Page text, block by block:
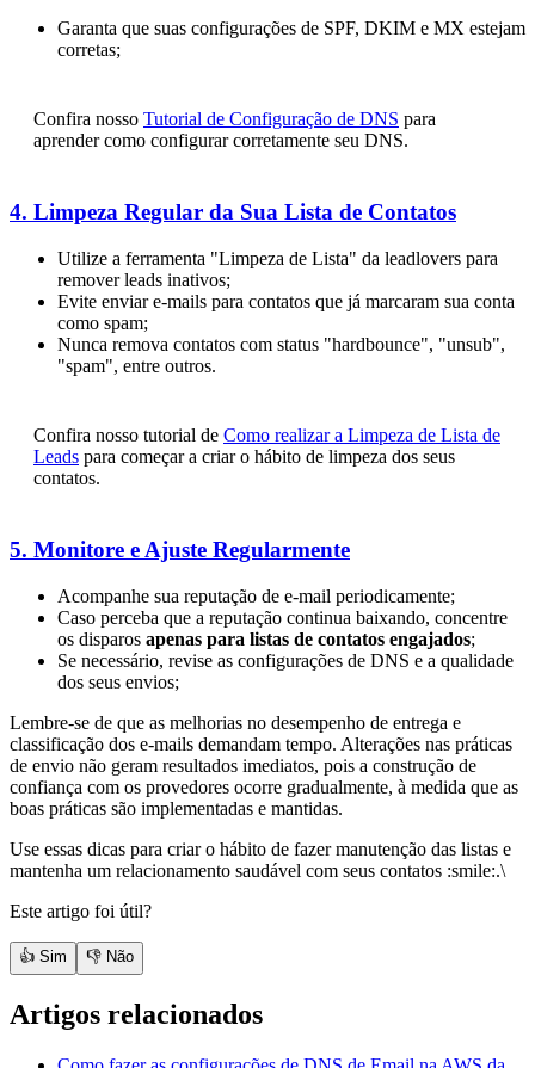
Garanta que suas configurações de SPF, DKIM e MX estejam
corretas;
Confira nosso Tutorial de Configuração de DNS para
aprender como configurar corretamente seu DNS.
4. Limpeza Regular da Sua Lista de Contatos
Utilize a ferramenta "Limpeza de Lista" da leadlovers para
remover leads inativos;
Evite enviar e-mails para contatos que já marcaram sua conta
como spam;
Nunca remova contatos com status "hardbounce", "unsub",
"spam", entre outros.
Confira nosso tutorial de Como realizar a Limpeza de Lista de
Leads para começar a criar o hábito de limpeza dos seus
contatos.
5. Monitore e Ajuste Regularmente
Acompanhe sua reputação de e-mail periodicamente;
Caso perceba que a reputação continua baixando, concentre
os disparos apenas para listas de contatos engajados;
Se necessário, revise as configurações de DNS e a qualidade
dos seus envios;
Lembre-se de que as melhorias no desempenho de entrega e
classificação dos e-mails demandam tempo. Alterações nas práticas
de envio não geram resultados imediatos, pois a construção de
confiança com os provedores ocorre gradualmente, à medida que as
boas práticas são implementadas e mantidas.
Use essas dicas para criar o hábito de fazer manutenção das listas e
mantenha um relacionamento saudável com seus contatos :smile:.\
Este artigo foi útil?
👍 Sim 👎 Não
Artigos relacionados